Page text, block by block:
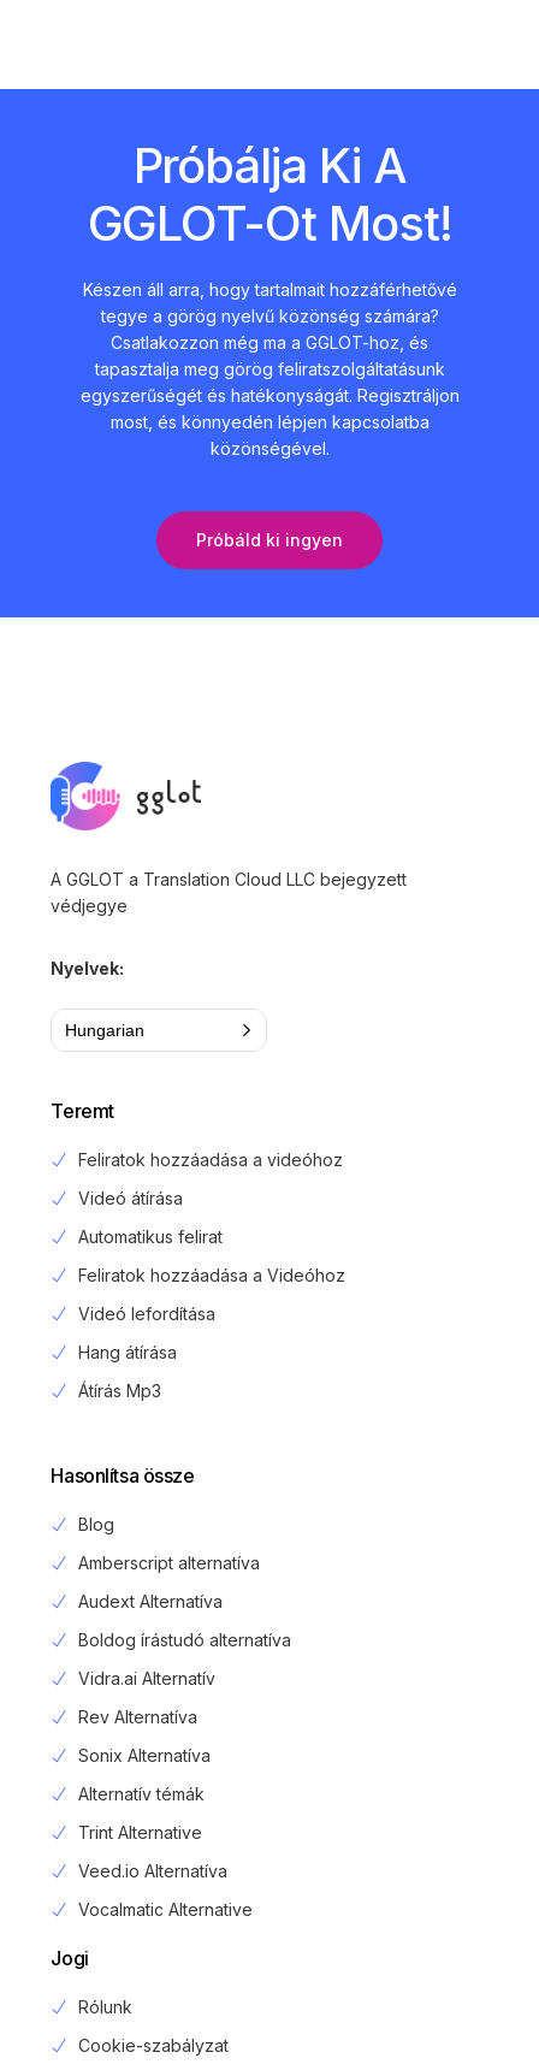
Próbálja Ki A
GGLOT-Ot Most!
Készen áll arra, hogy tartalmait hozzáférhetővé
tegye a görög nyelvű közönség számára?
Csatlakozzon még ma a GGLOT-hoz, és
tapasztalja meg görög feliratszolgáltatásunk
egyszerűségét és hatékonyságát. Regisztráljon
most, és könnyedén lépjen kapcsolatba
közönségével.
Próbáld ki ingyen
A GGLOT a Translation Cloud LLC bejegyzett
védjegye
Nyelvek:
Hungarian
Teremt
Feliratok hozzáadása a videóhoz
Videó átírása
Automatikus felirat
Feliratok hozzáadása a Videóhoz
Videó lefordítása
Hang átírása
Átírás Mp3
Hasonlítsa össze
Blog
Amberscript alternatíva
Audext Alternatíva
Boldog írástudó alternatíva
Vidra.ai Alternatív
Rev Alternatíva
Sonix Alternatíva
Alternatív témák
Trint Alternative
Veed.io Alternatíva
Vocalmatic Alternative
Jogi
Rólunk
Cookie-szabályzat